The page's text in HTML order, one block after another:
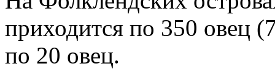
приходится по 350 овец
по 20 овец.